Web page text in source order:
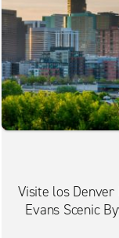
Denver, University
Denver, Welby,
Denver-Glendale
Englewood
Golden
Highlands Ranch,
Lakewood
Visite los Denver
Evans Scenic